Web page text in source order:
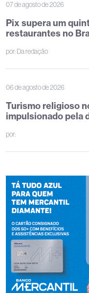
07 de agosto de 2026
Pix supera um
restaurantes no
por:Da redação
06 de agosto de 2026
Turismo religioso
impulsionado pela
por: